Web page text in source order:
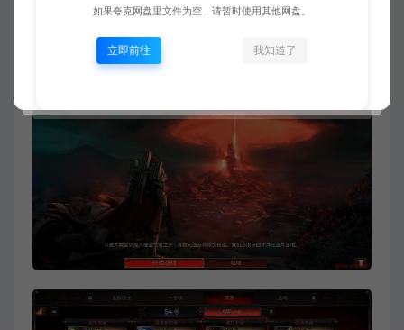
5700 XT or INTEL Arc A770
DirectX 版本: 12
如果夸克网盘里文件为空，请暂时使用其他网盘。
立即前往 我知道了